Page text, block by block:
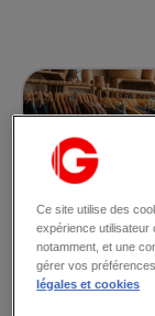
Ce site utilise des
expérience utilisateur
notamment, et une
gérer vos
légales et cookies